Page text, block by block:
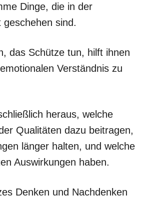
Dinge, die in der
geschehen sind.
das Schütze tun, hilft ihnen
Verständnis zu
heraus, welche
Qualitäten dazu beitragen,
länger halten, und welche
Auswirkungen haben.
Denken und Nachdenken